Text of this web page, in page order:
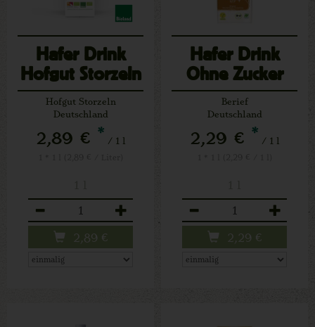
Hafer Drink
Hofgut Storzeln
Hofgut Storzeln
Deutschland
2,89 € * / 1 l
2,89 €
Hafer Drink
Ohne Zucker
Berief
Deutschland
2,29 € * / 1 l
2,29 €